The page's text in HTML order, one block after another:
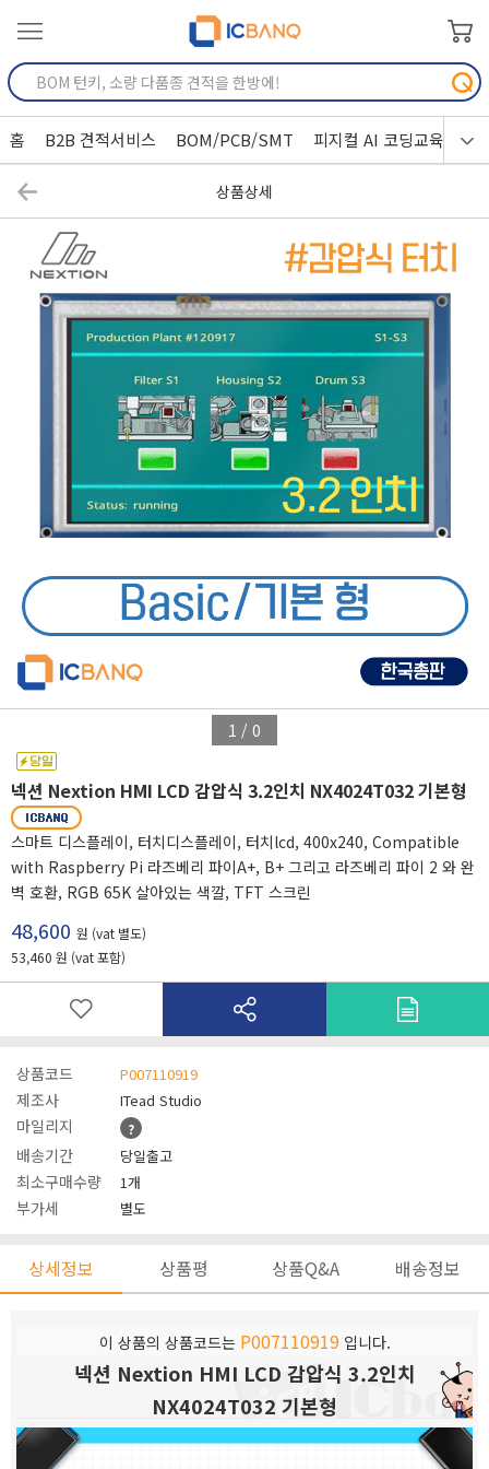
홈 B2B 견적서비스 BOM/PCB/SMT 피지컬 AI 코딩교육
상품상세
1 / 0
넥션 Nextion HMI LCD 감압식 3.2인치 NX4024T032 기본형
스마트 디스플레이, 터치디스플레이, 터치lcd, 400x240, Compatible
with Raspberry Pi 라즈베리 파이A+, B+ 그리고 라즈베리 파이 2 와 완
벽 호환, RGB 65K 살아있는 색깔, TFT 스크린
48,600 원 (vat 별도)
53,460 원 (vat 포함)
상품코드 P007110919
제조사 ITead Studio
마일리지 ?
배송기간 당일출고
최소구매수량 1개
부가세 별도
상세정보 상품평 상품Q&A 배송정보
이 상품의 상품코드는 P007110919입니다.
넥션 Nextion HMI LCD 감압식 3.2인치
NX4024T032 기본형